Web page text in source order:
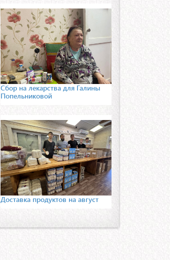
Сбор на лекарства для Галины
Попельниковой
Доставка продуктов на август